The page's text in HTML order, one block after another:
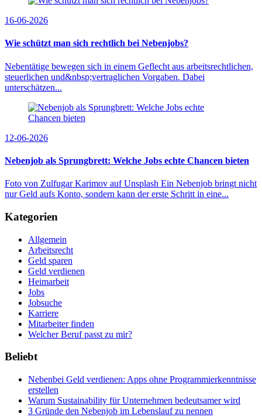
16-06-2026
Wie schützt man sich rechtlich bei Nebenjobs?
Nebentätige bewegen sich in einem Geflecht aus arbeitsrechtlichen,
steuerlichen und&nbsp;vertraglichen Vorgaben. Dabei
unterschätzen...
12-06-2026
Nebenjob als Sprungbrett: Welche Jobs echte Chancen bieten
Foto von Zulfugar Karimov auf Unsplash Ein Nebenjob bringt nicht
nur Geld aufs Konto, sondern kann der erste Schritt in eine...
Kategorien
Allgemein
Arbeitsrecht
Geld sparen
Geld verdienen
Heimarbeit
Jobs
Jobsuche
Karriere
Mitarbeiter finden
Welcher Beruf passt zu mir?
Beliebt
Nebenbei Geld verdienen: Apps ohne Programmierkenntnisse
erstellen
Warum Sustainability für Unternehmen bedeutsamer wird
3 Gründe den Nebenjob im Lebenslauf zu nennen